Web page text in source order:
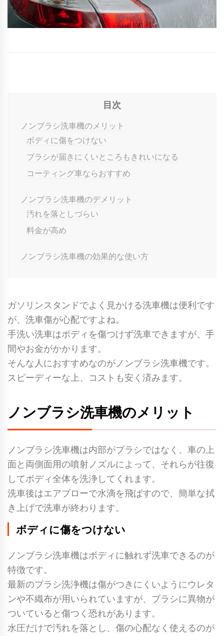
目次
ノンブラシ洗車機のメリット
ボディに傷をつけない
ブラシが届きにくいところもきれいになる
コーティング車ならおすすめ
ノンブラシ洗車機のデメリット
汚れを落としづらい
料金が高め
ノンブラシ洗車機の効果的な使い方
ガソリンスタンドでよく見かける洗車機は便利です
が、洗車傷が心配ですよね。
手洗い洗車はボディを傷つけず洗車できますが、手
間やお金がかかります。
そんな人におすすめなのがノンブラシ洗車機です。
スピーディーな上、コストも安く済みます。
ノンブラシ洗車機のメリット
ノンブラシ洗車機は内部がブラシではなく、車の上
面と両側面用の噴射ノズルによって、それらが往復
してボディ全体を洗浄してくれます。
洗車後はエアブローで水滴を飛ばすので、簡単な拭
き上げで洗車が終わります。
ボディに傷をつけない
ノンブラシ洗車機はボディに触れず洗車できるのが
特徴です。
最新のブラシ洗浄機は傷がつきにくいようにウレタ
ンや不織布が用いられていますが、ブラシに異物が
ついていると傷つく恐れがあります。
水圧だけで汚れを落とし、傷の心配なく使えるのが